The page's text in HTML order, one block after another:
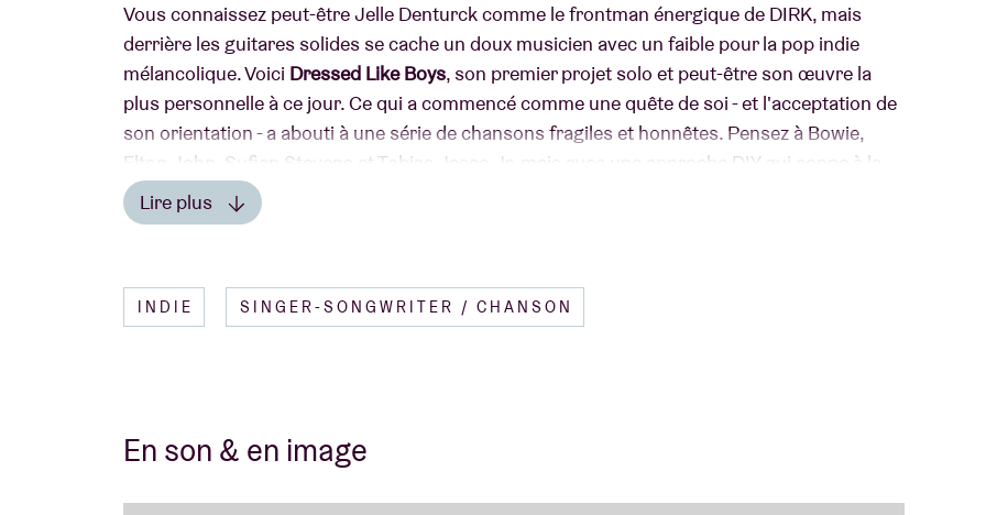
Vous connaissez peut-être Jelle Denturck comme le frontman énergique de DIRK, mais
derrière les guitares solides se cache un doux musicien avec un faible pour la pop indie
mélancolique. Voici Dressed Like Boys, son premier projet solo et peut-être son œuvre la
plus personnelle à ce jour. Ce qui a commencé comme une quête de soi - et l'acceptation de
son orientation - a abouti à une série de chansons fragiles et honnêtes. Pensez à Bowie,
Elton John, Sufjan Stevens et Tobias Jesso Jr. mais avec une approche DIY qui sonne à la
fois nostalgique et innovante. Des magnétophones, des Wurlitzers, des cordes et une
touche de mélancolie des années 70 colorent son premier album éponyme, qui sortira le 29
Lire plus
INDIE SINGER-SONGWRITER / CHANSON
En son & en image